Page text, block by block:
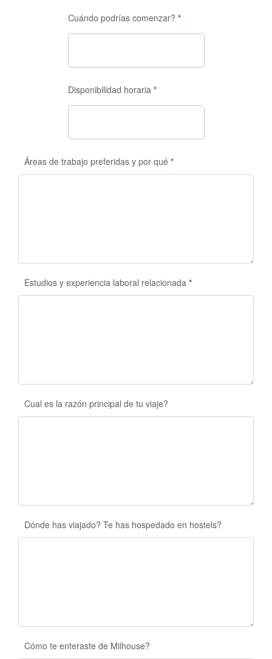
Cuándo podrías comenzar? *
Disponibilidad horaria *
Áreas de trabajo preferidas y por qué *
Estudios y experiencia laboral relacionada *
Cual es la razón principal de tu viaje?
Dónde has viajado? Te has hospedado en hostels?
Cómo te enteraste de Milhouse?